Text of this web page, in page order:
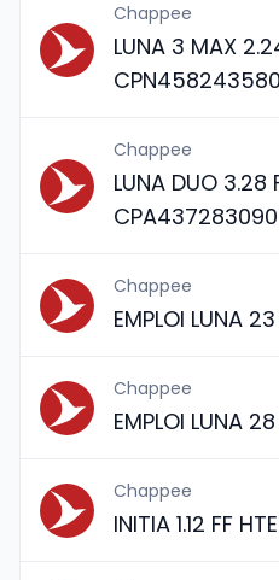
Chappee
LUNA 3 MAX
CPN458243580
Chappee
LUNA DUO 3.28
CPA437283090
Chappee
EMPLOI LUNA
Chappee
EMPLOI LUNA
Chappee
INITIA 1.12 FF